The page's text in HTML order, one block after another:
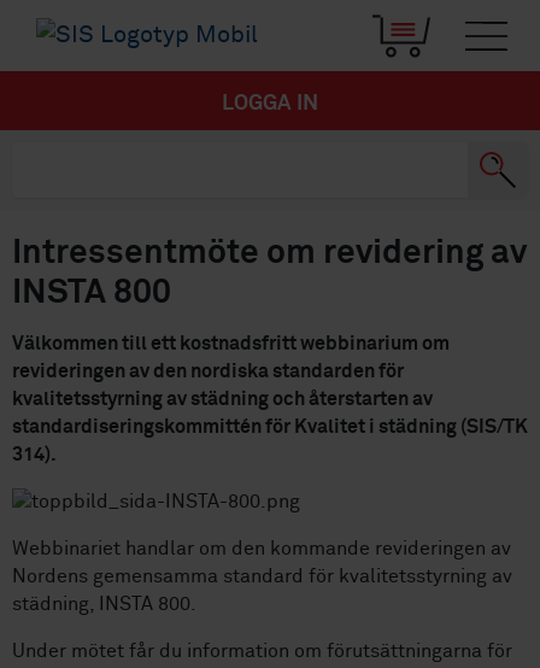
LOGGA IN
Intressentmöte om revidering av
INSTA 800
Välkommen till ett kostnadsfritt webbinarium om
revideringen av den nordiska standarden för
kvalitetsstyrning av städning och återstarten av
standardiseringskommittén för Kvalitet i städning (SIS/TK
314).
Webbinariet handlar om den kommande revideringen av
Nordens gemensamma standard för kvalitetsstyrning av
städning, INSTA 800.
Under mötet får du information om förutsättningarna för